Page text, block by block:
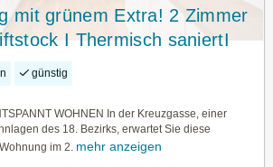
mit grünem Extra! 2 Zimmer
I Thermisch saniertI
Infrastruktur + AKH Nähe
günstig
WOHNEN In der Kreuzgasse, einer
des 18. Bezirks, erwartet Sie diese
im 2. mehr anzeigen